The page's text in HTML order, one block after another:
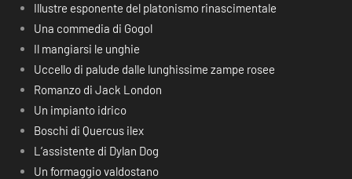
Illustre esponente del platonismo rinascimentale
Una commedia di Gogol
Il mangiarsi le unghie
Uccello di palude dalle lunghissime zampe rosee
Romanzo di Jack London
Un impianto idrico
Boschi di Quercus ilex
L’assistente di Dylan Dog
Un formaggio valdostano